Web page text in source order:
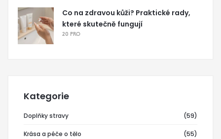
Co na zdravou kůži? Praktické rady,
které skutečně fungují
20 PRO
Kategorie
Doplňky stravy (59)
Krása a péče o tělo (55)